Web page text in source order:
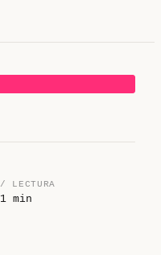
/ LECTURA
1 min